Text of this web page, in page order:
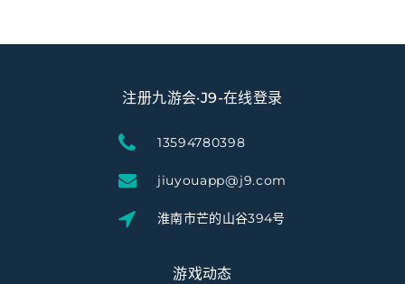
注册九游会·J9-在线登录
13594780398
jiuyouapp@j9.com
淮南市芒的山谷394号
游戏动态